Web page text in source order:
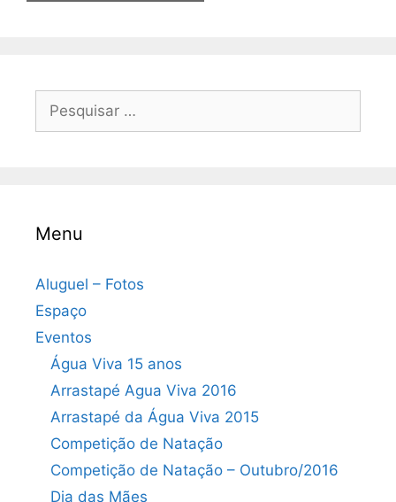
por:
Menu
Aluguel – Fotos
Espaço
Eventos
Água Viva 15 anos
Arrastapé Agua Viva 2016
Arrastapé da Água Viva 2015
Competição de Natação
Competição de Natação – Outubro/2016
Dia das Mães